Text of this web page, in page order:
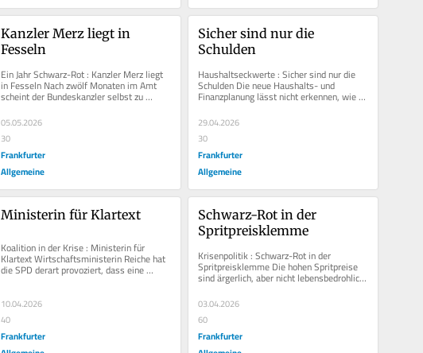
Kanzler Merz liegt in
Fesseln
Ein Jahr Schwarz-Rot : Kanzler Merz liegt
in Fesseln Nach zwölf Monaten im Amt
scheint der Bundeskanzler selbst zu
05.05.2026
30
Frankfurter
Allgemeine
Sicher sind nur die
Schulden
Haushaltseckwerte : Sicher sind nur die
Schulden Die neue Haushalts- und
Finanzplanung lässt nicht erkennen, wie
die Koalition das Land...
29.04.2026
30
Frankfurter
Allgemeine
Ministerin für Klartext
Koalition in der Krise : Ministerin für
Klartext Wirtschaftsministerin Reiche hat
die SPD derart provoziert, dass eine
Koalitionskrise droht. Dass es...
10.04.2026
40
Frankfurter
Schwarz-Rot in der
Spritpreisklemme
Krisenpolitik : Schwarz-Rot in der
Spritpreisklemme Die hohen Spritpreise
sind ärgerlich, aber nicht lebensbedrohlich.
Es wäre nun an Verbrauchern...
03.04.2026
60
Frankfurter